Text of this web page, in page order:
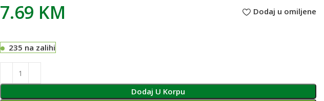
7.69 KM Dodaj u omiljene
235 na zalihi
Dodaj U Korpu